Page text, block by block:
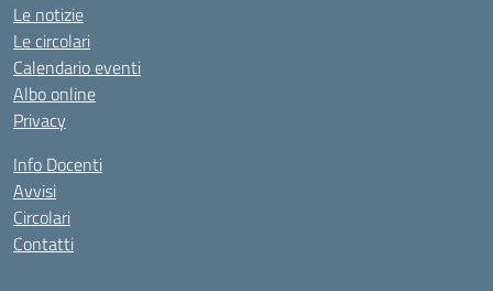
Le notizie
Le circolari
Calendario eventi
Albo online
Privacy
Info Docenti
Avvisi
Circolari
Contatti